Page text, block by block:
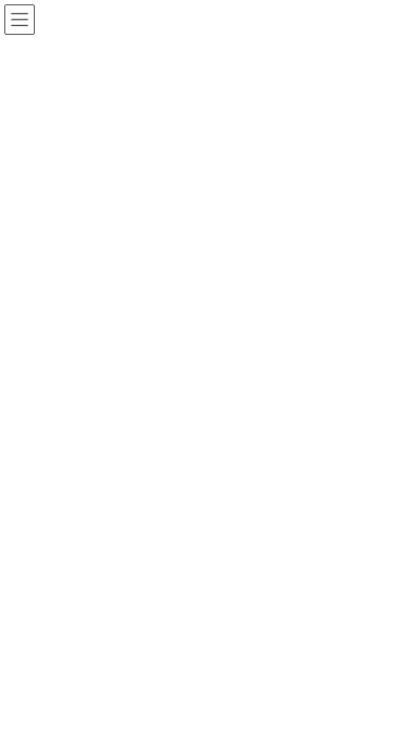
コ
ン
ナ
ビ